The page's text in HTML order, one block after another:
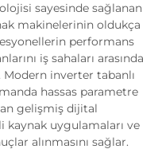
sayesinde sağlanan
makinelerinin oldukça
performans
iş sahaları arasında
Modern inverter tabanlı
hassas parametre
gelişmiş dijital
uygulamaları ve
alınmasını sağlar.